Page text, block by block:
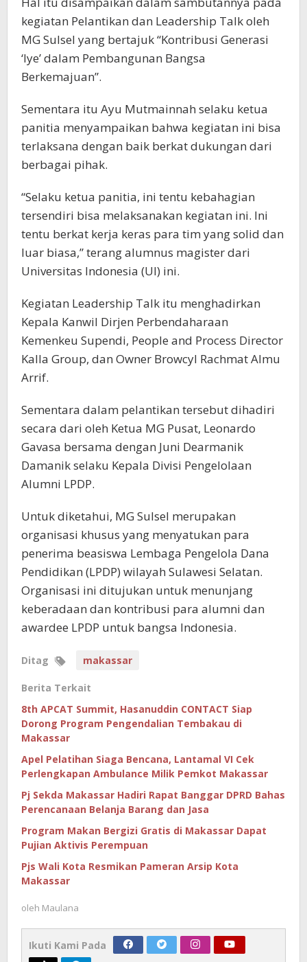
kegiatan Pelantikan dan Leadership Talk oleh
MG Sulsel yang bertajuk “Kontribusi Generasi
‘Iye’ dalam Pembangunan Bangsa
Berkemajuan”.
Sementara itu Ayu Mutmainnah selaku ketua
panitia menyampaikan bahwa kegiatan ini bisa
terlaksana dengan baik berkat dukungan dari
berbagai pihak.
“Selaku ketua panitia, ini tentu kebahagian
tersendiri bisa melaksanakan kegiatan ini. Ini
tentu berkat kerja keras para tim yang solid dan
luar biasa,” terang alumnus magister dari
Universitas Indonesia (UI) ini.
Kegiatan Leadership Talk itu menghadirkan
Kepala Kanwil Dirjen Perbendaharaan
Kemenkeu Supendi, People and Process Director
Kalla Group, dan Owner Browcyl Rachmat Almu
Arrif.
Sementara dalam pelantikan tersebut dihadiri
secara dari oleh Ketua MG Pusat, Leonardo
Gavasa bersama dengan Juni Dearmanik
Damanik selaku Kepala Divisi Pengelolaan
Alumni LPDP.
Untuk diketahui, MG Sulsel merupakan
organisasi khusus yang menyatukan para
penerima beasiswa Lembaga Pengelola Dana
Pendidikan (LPDP) wilayah Sulawesi Selatan.
Organisasi ini ditujukan untuk menunjang
keberadaan dan kontribusi para alumni dan
awardee LPDP untuk bangsa Indonesia.
Ditag makassar
Berita Terkait
8th APCAT Summit, Hasanuddin CONTACT Siap
Dorong Program Pengendalian Tembakau di
Makassar
Apel Pelatihan Siaga Bencana, Lantamal VI Cek
Perlengkapan Ambulance Milik Pemkot Makassar
Pj Sekda Makassar Hadiri Rapat Banggar DPRD Bahas
Perencanaan Belanja Barang dan Jasa
Program Makan Bergizi Gratis di Makassar Dapat
Pujian Aktivis Perempuan
Pjs Wali Kota Resmikan Pameran Arsip Kota
Makassar
oleh Maulana
Ikuti Kami Pada